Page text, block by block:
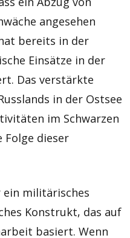
angesehen
bereits in der
Einsätze in der
Das verstärkte
in der Ostsee
im Schwarzen
Folge dieser
ein militärisches
Konstrukt, das auf
basiert. Wenn